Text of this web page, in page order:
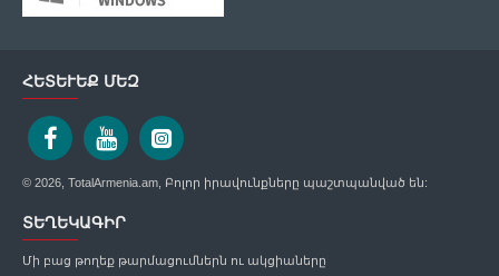
ՀԵՏԵՒԵՔ ՄԵԶ
© 2026, TotalArmenia.am, Բոլոր իրավունքները պաշտպանված են:
ՏԵՂԵԿԱԳԻՐ
Մի բաց թողեք թարմացումներն ու ակցիաները